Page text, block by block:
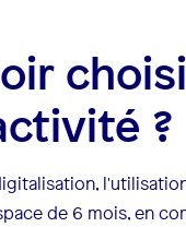
?
de 6 mois, en